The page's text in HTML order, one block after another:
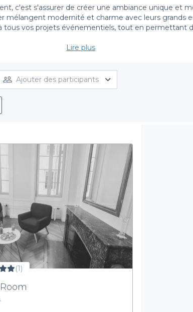
c'est s'assurer de créer une ambiance unique et
modernité et charme avec leurs grands
tous vos projets événementiels, tout en permettant
optez pourla diversité et l’originalité
vous cherchiez un espace intimiste ou un grand
vous permettant de personnaliser votre
vous offrant
Nous avons rassemblé pour vous des informations
marquera les esprits à Lyon. Grâce à Privateaser,
pépites du 2e arrondissement
: visitez notre site
votre occasion un moment inoubliable.
Lire plus
Ajouter des participants
(1)